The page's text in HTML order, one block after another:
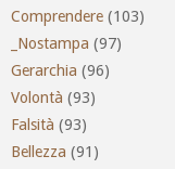
Comprendere (103)
_Nostampa (97)
Gerarchia (96)
Volontà (93)
Falsità (93)
Bellezza (91)